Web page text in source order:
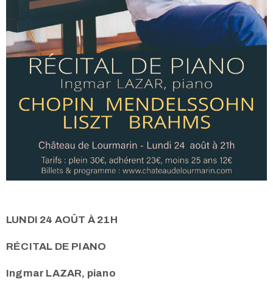
LUNDI 24 AOÛT À 21H
RÉCITAL DE PIANO
Ingmar LAZAR, piano